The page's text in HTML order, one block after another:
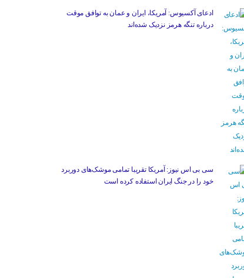
ادعای آکسیوس: آمریکا، ایران و عمان به توافق موقت
درباره تنگه هرمز نزدیک شده‌اند
سی بی اس نیوز: آمریکا تقریبا تمامی موشک‌های دوربرد
خود را در جنگ ایران استفاده کرده است